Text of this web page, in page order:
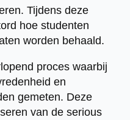
Tijdens deze
hoe studenten
worden behaald.
proces waarbij
en
gemeten. Deze
van de serious